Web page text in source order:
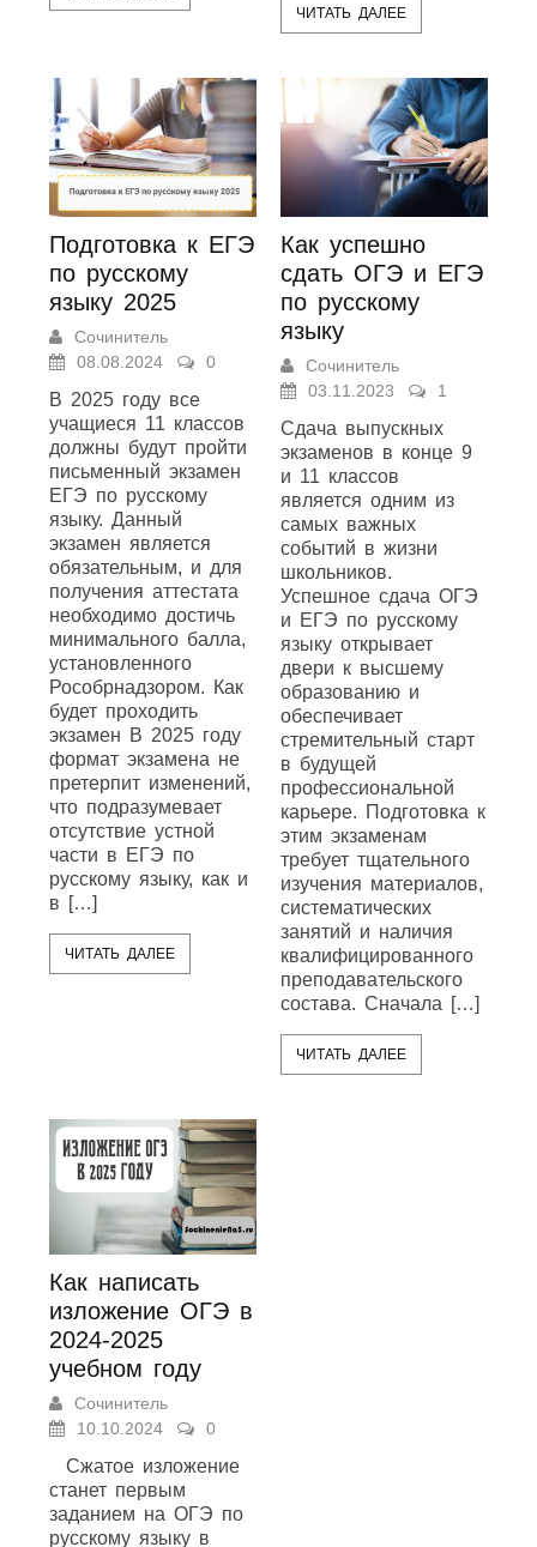
ЧИТАТЬ ДАЛЕЕ
Подготовка к ЕГЭ
по русскому
языку 2025
Сочинитель
08.08.2024
0
В 2025 году все
учащиеся 11 классов
должны будут пройти
письменный экзамен
ЕГЭ по русскому
языку. Данный
экзамен является
обязательным, и для
получения аттестата
необходимо достичь
минимального балла,
установленного
Рособрнадзором. Как
будет проходить
экзамен В 2025 году
формат экзамена не
претерпит изменений,
что подразумевает
отсутствие устной
части в ЕГЭ по
русскому языку, как и
в […]
ЧИТАТЬ ДАЛЕЕ
Как успешно
сдать ОГЭ и ЕГЭ
по русскому
языку
Сочинитель
03.11.2023
1
Сдача выпускных
экзаменов в конце 9
и 11 классов
является одним из
самых важных
событий в жизни
школьников.
Успешное сдача ОГЭ
и ЕГЭ по русскому
языку открывает
двери к высшему
образованию и
обеспечивает
стремительный старт
в будущей
профессиональной
карьере. Подготовка к
этим экзаменам
требует тщательного
изучения материалов,
систематических
занятий и наличия
квалифицированного
преподавательского
состава. Сначала […]
ЧИТАТЬ ДАЛЕЕ
Как написать
изложение ОГЭ в
2024-2025
учебном году
Сочинитель
10.10.2024
0
Сжатое изложение
станет первым
заданием на ОГЭ по
русскому языку в